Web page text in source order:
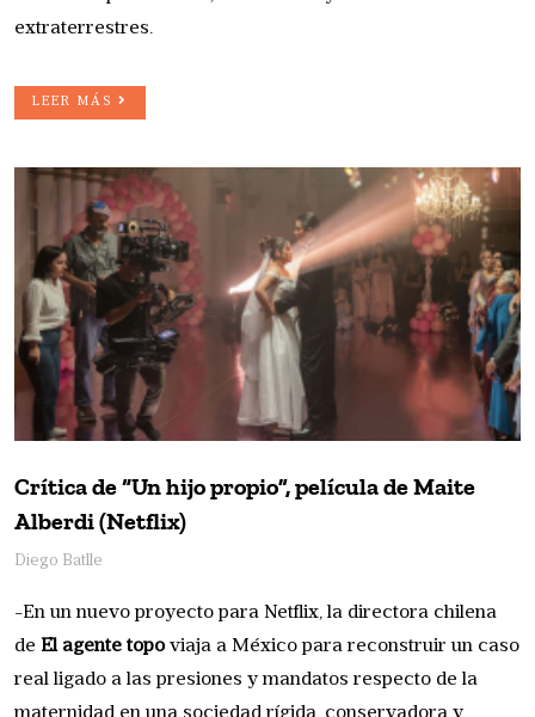
extraterrestres.
LEER MÁS
Crítica de “Un hijo propio”, película de Maite
Alberdi (Netflix)
Diego Batlle
-En un nuevo proyecto para Netflix, la directora chilena
de El agente topoviaja a México para reconstruir un caso
real ligado a las presiones y mandatos respecto de la